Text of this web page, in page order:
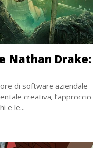
Nathan Drake:
di software aziendale
creativa, l’approccio
e le...